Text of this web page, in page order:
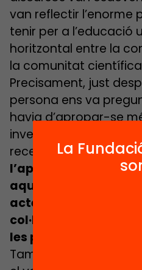
van reflectir l’enorme
tenir per a l’educació
horitzontal entre la
la comunitat
Precisament, just
persona ens va
havia d’apropar-se
investigadors a
recerca. La meva
l’apropament ha de
aquest apropament
acte de col·laboració.
col·laboració cal la
les parts.
També cal que
La